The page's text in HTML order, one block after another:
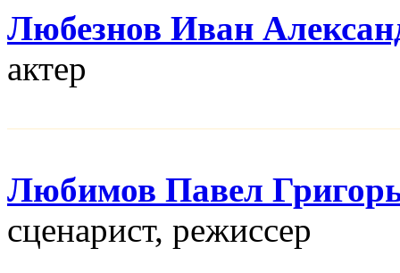
Любезнов Иван
актер
Любимов Павел
сценарист, режисcер